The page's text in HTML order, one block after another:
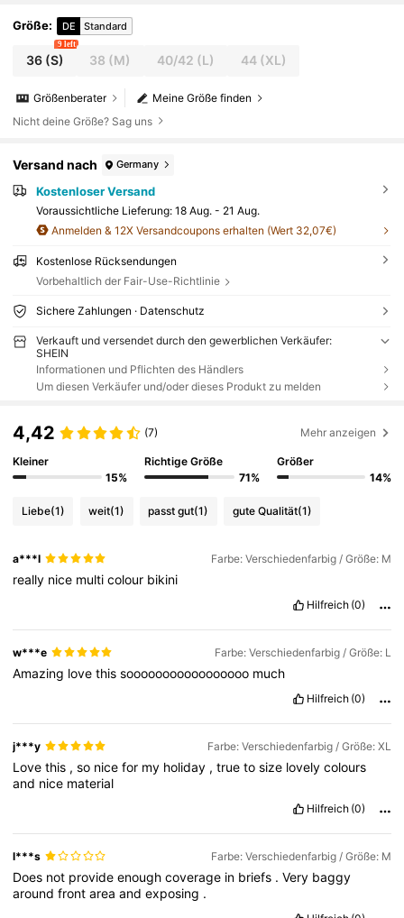
Größe: DE Standard
36(S)
9 left
38 (M) 40/42 (L) 44(XL)
Meine Größe finden
Größenberater
Nicht deine Größe? Sag uns
Versand nach Germany
Kostenloser Versand
Voraussichtliche Lieferung: 18 Aug. - 21 Aug.
Anmelden & 12X Versandcoupons erhalten (Wert 32,07€)
Kostenlose Rücksendungen
Vorbehaltlich der Fair-Use-Richtlinie
Sichere Zahlungen · Datenschutz
Verkauft und versendet durch den gewerblichen Verkäufer:
SHEIN
Informationen und Pflichten des Händlers
Um diesen Verkäufer und/oder dieses Produkt zu melden
4,42 (7) Mehr anzeigen
Kleiner
15%
Richtige Größe
71%
Größer
14%
Liebe(1) weit(1) passt gut(1) gute Qualität(1)
a***l Farbe: Verschiedenfarbig / Größe: M
really nice multicolour bikini
Hilfreich (0)
w***e Farbe: Verschiedenfarbig / Größe: L
Amazing lovethissooooooooooooooooo much
Hilfreich (0)
j***y Farbe: Verschiedenfarbig / Größe: XL
Lovethis ,so nicefor my holiday ,truetosize lovelycolours
and nice material
Hilfreich (0)
l***s Farbe: Verschiedenfarbig / Größe: M
Does not provideenoughcoverage in briefs .Very baggy
aroundfrontareaandexposing .